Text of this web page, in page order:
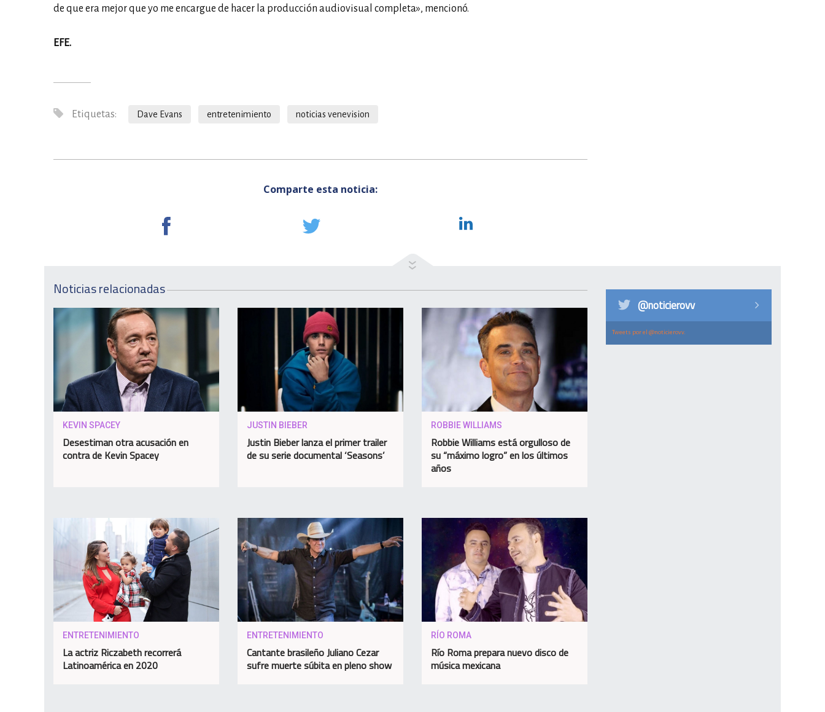
de que era mejor que yo me encargue de hacer la producción audiovisual completa», mencionó.
EFE.
Etiquetas: Dave Evans entretenimiento noticias venevision
Comparte esta noticia:
Noticias relacionadas
KEVIN SPACEY
Desestiman otra acusación en
contra de Kevin Spacey
JUSTIN BIEBER
Justin Bieber lanza el primer trailer
de su serie documental ‘Seasons’
ROBBIE WILLIAMS
Robbie Williams está orgulloso de
su “máximo logro” en los últimos
años
ENTRETENIMIENTO
La actriz Riczabeth recorrerá
Latinoamérica en 2020
ENTRETENIMIENTO
Cantante brasileño Juliano Cezar
sufre muerte súbita en pleno show
RÍO ROMA
Río Roma prepara nuevo disco de
música mexicana
@noticierovv
Tweets por el @noticierovv.